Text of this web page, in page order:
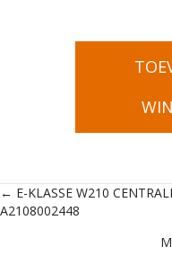
Posts
← E-KLASSE W210
A2108002448